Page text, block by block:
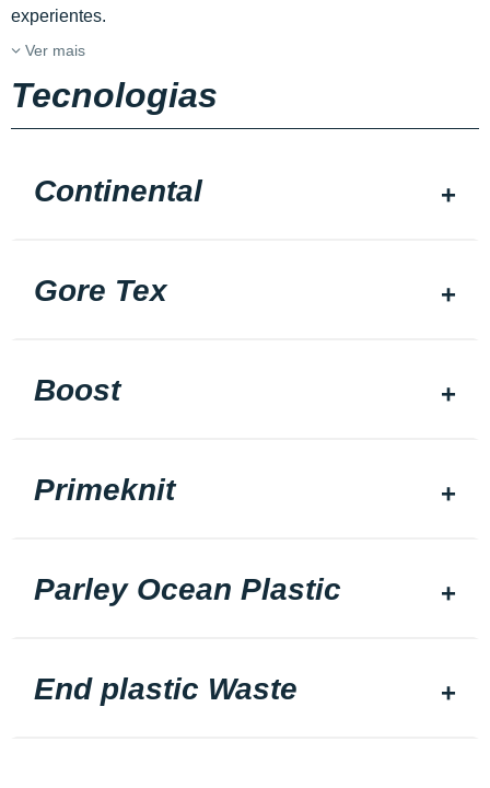
experientes.
Ver mais
Tecnologias
Continental
Gore Tex
Boost
Primeknit
Parley Ocean Plastic
End plastic Waste